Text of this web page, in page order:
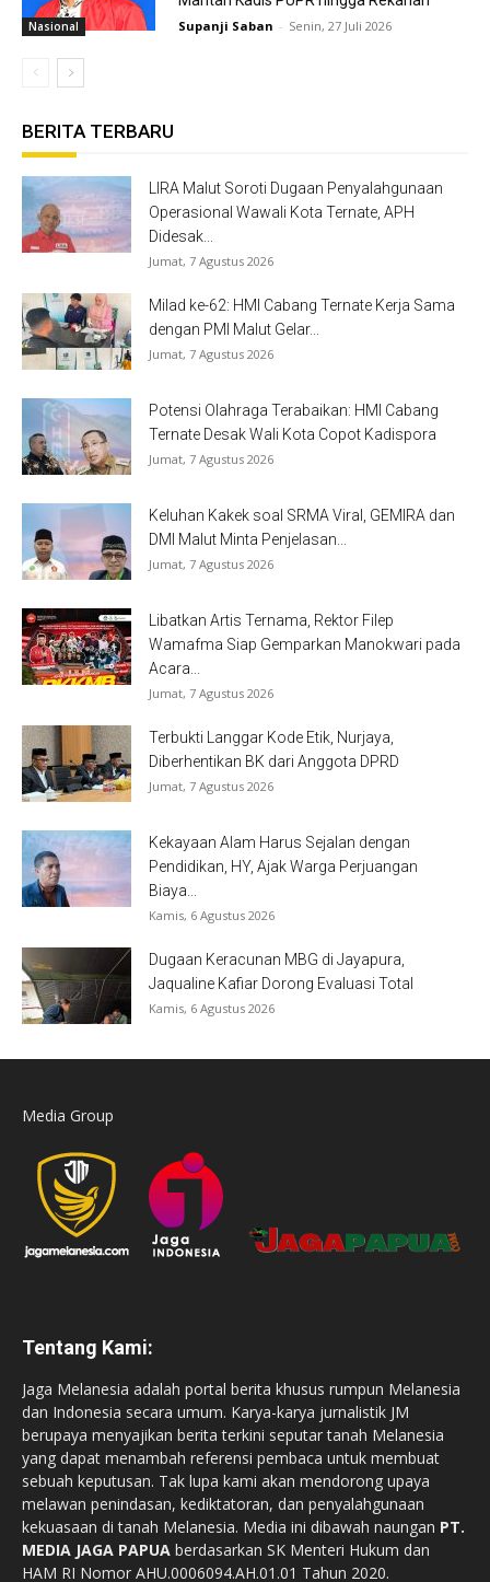
Nasional Supanji Saban - Senin, 27 Juli 2026
BERITA TERBARU
LIRA Malut Soroti Dugaan Penyalahgunaan
Operasional Wawali Kota Ternate, APH
Didesak...
Jumat, 7 Agustus 2026
Milad ke-62: HMI Cabang Ternate Kerja Sama
dengan PMI Malut Gelar...
Jumat, 7 Agustus 2026
Potensi Olahraga Terabaikan: HMI Cabang
Ternate Desak Wali Kota Copot Kadispora
Jumat, 7 Agustus 2026
Keluhan Kakek soal SRMA Viral, GEMIRA dan
DMI Malut Minta Penjelasan...
Jumat, 7 Agustus 2026
Libatkan Artis Ternama, Rektor Filep
Wamafma Siap Gemparkan Manokwari pada
Acara...
Jumat, 7 Agustus 2026
Terbukti Langgar Kode Etik, Nurjaya,
Diberhentikan BK dari Anggota DPRD
Jumat, 7 Agustus 2026
Kekayaan Alam Harus Sejalan dengan
Pendidikan, HY, Ajak Warga Perjuangan
Biaya...
Kamis, 6 Agustus 2026
Dugaan Keracunan MBG di Jayapura,
Jaqualine Kafiar Dorong Evaluasi Total
Kamis, 6 Agustus 2026
Media Group
Tentang Kami:
Jaga Melanesia adalah portal berita khusus rumpun Melanesia
dan Indonesia secara umum. Karya-karya jurnalistik JM
berupaya menyajikan berita terkini seputar tanah Melanesia
yang dapat menambah referensi pembaca untuk membuat
sebuah keputusan. Tak lupa kami akan mendorong upaya
melawan penindasan, kediktatoran, dan penyalahgunaan
kekuasaan di tanah Melanesia. Media ini dibawah naungan PT.
MEDIA JAGA PAPUA berdasarkan SK Menteri Hukum dan
HAM RI Nomor AHU.0006094.AH.01.01 Tahun 2020.